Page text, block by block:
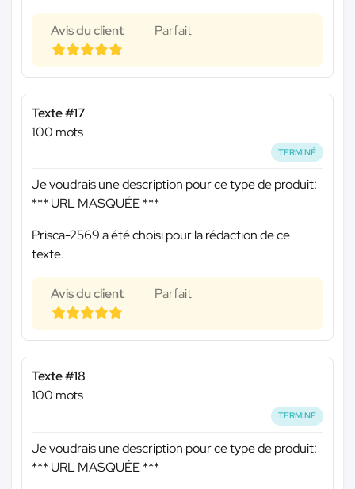
Avis du client Parfait
Texte #17
100 mots
TERMINÉ
Je voudrais une description pour ce type de produit:
*** URL MASQUÉE ***
Prisca-2569 a été choisi pour la rédaction de ce
texte.
Avis du client Parfait
Texte #18
100 mots
TERMINÉ
Je voudrais une description pour ce type de produit:
*** URL MASQUÉE ***